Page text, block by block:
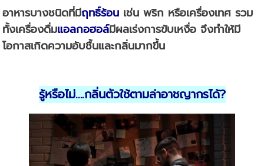
อาหารบางชนิดที่มีฤทธิ์ร้อน เช่น พริก หรือเครื่องเทศ รวม
ทั้งเครื่องดื่มแอลกอฮอล์มีผลเร่งการขับเหงื่อ จึงทำให้มี
โอกาสเกิดความอับชื้นและกลิ่นมากขึ้น
รู้หรือไม่….กลิ่นตัวใช้ตามล่าอาชญากรได้?